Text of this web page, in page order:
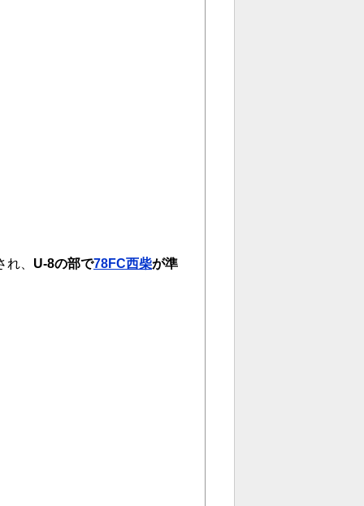
、 U-8の部で78FC西柴が準